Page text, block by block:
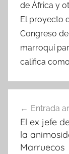
de África y
El proyecto
Congreso
marroquí
califica
de
entradas
Entrada
El ex jefe
la
Marruecos